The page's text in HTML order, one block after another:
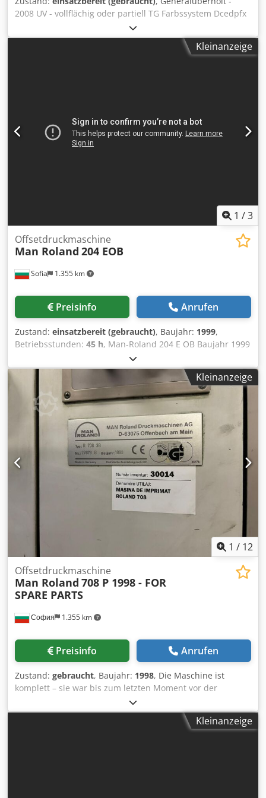
bei sehr geringer Abnahme Luftvesorgung:
SelectAirStation
2008 UV - vollflächig oder partiell TG Farbssystem Dcedpfx
Kleinanzeige
1 /3
Sofia 1.355 km
Offsetdruckmaschine
Man Roland 204 EOB
Preisinfo Anrufen
Zustand: einsatzbereit (gebraucht), Baujahr: 1999,
Betriebsstunden: 45 h, Man-Roland 204 E OB Baujahr 1999
Nur 45 Mio. Exemplare RCI 2 – ferngesteuerte Farbgebung
Rolandmatic-Dauerfeuchtwerk Easy-Plattendruck
Automatische Gummituchwascheinrichtung
Schuppenanleger, Puderanlage Antistatik-Anleger
Technische Daten: Maximale Bogengröße: 52 x 74 cm (20,5
x 29,1 Zoll) Minimale Bogengröße: 26 x 40 cm (10,2 x 15,7
Zoll) Maximale Druckfläche: 51 x 72 cm (20,1 x 28,3 Zoll)
Maximale Druckgeschwindigkeit: Bis zu 13.000 Bogen pro
Stunde Plattengröße: 605 x 745 mm (23,8 x 29,3 Zoll)
Bedruckstoffkompatibilität: Papier, Karton, leichte
Verpackungsmaterialien Anzahl Farben: Zweifarbig
erhältlich Dodpfowarb Hox Ak Esck Stromversorgung: 400
Kleinanzeige
1 / 12
София 1.355 km
Offsetdruckmaschine
Man Roland 708 P 1998 - FOR
SPARE PARTS
Preisinfo Anrufen
Zustand: gebraucht, Baujahr: 1998, Die Maschine ist
komplett – sie war bis zum letzten Moment vor der
Demontage in Betrieb. Sämtliche Teile sind vorhanden und
stehen zum Verkauf. Djdpfxjyzgh Do Ak Esck
Kleinanzeige